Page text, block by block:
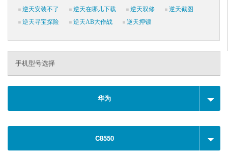
逆天安装不了
逆天在哪儿下载 逆天双修
逆天截图
逆天寻宝探险
逆天AB大作战 逆天押镖
手机型号选择
华为
C8550